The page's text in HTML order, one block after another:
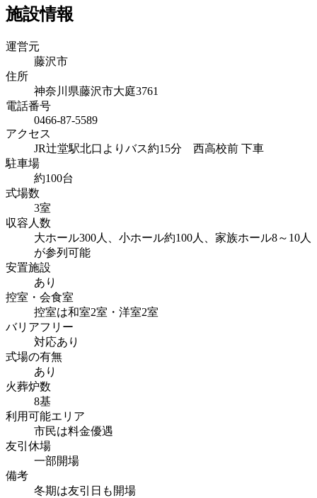
施設情報
運営元
藤沢市
住所
神奈川県藤沢市大庭3761
電話番号
0466-87-5589
アクセス
JR辻堂駅北口よりバス約15分 西高校前 下車
駐車場
約100台
式場数
3室
収容人数
大ホール300人、小ホール約100人、家族ホール8～10人
が参列可能
安置施設
あり
控室・会食室
控室は和室2室・洋室2室
バリアフリー
対応あり
式場の有無
あり
火葬炉数
8基
利用可能エリア
市民は料金優遇
友引休場
一部開場
備考
冬期は友引日も開場